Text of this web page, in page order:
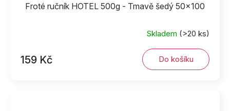
Froté ručník HOTEL 500g - Tmavě šedý 50x100
Skladem (>20 ks)
159 Kč Do košíku